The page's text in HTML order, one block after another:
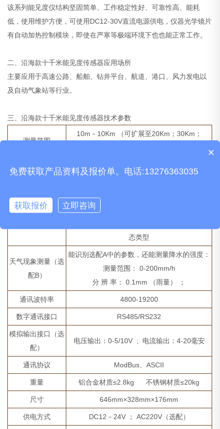
该系列能见度仪结构坚固简单、工作稳定性好、可靠性高、能耗
低，使用维护方便，可使用DC12-30V直流电源供电，仪器光学镜片
有自动加热控制模块，即使在严寒等极端环境下也也能正常工作。
二、沿海款十千米能见度传感器应用场所
主要应用于高速公路、船舶、钻井平台、航道、港口、风力发电以
及自动气象站等行业。
三、沿海款十千米能见度传感器技术参数
测量范围
10m－10Km （可扩展至20Km；30Km；
测量精度
+2% (10m-2KM) ;+5% (10m-10KM)；±10%
天气现象模块（选
能识别四种不同降水：毛毛雨、小雨、中雨、
态类型
天气现象测量（选
配B）
能识别选配A中的参数，还能测量降水的强度：
测量范围： 0-200mm/h
分 辨 率： 0.1mm （雨量） ；
通讯波特率 4800-19200
数字通讯接口 RS485/RS232
模拟输出接口（选
配）
电压输出：0-5/10V ; 电流输出：4-20毫安
通讯协议 ModBus、ASCII
重量 铝合金材质≤2.8kg 不锈钢材质≤20kg
尺寸 646mm×328mm×176mm
供电方式 DC12－24V ； AC220V（选配）
质保时间是多久？
×
免费获取产品资料及报价单。电话:13276363035
获取报价 立即咨询